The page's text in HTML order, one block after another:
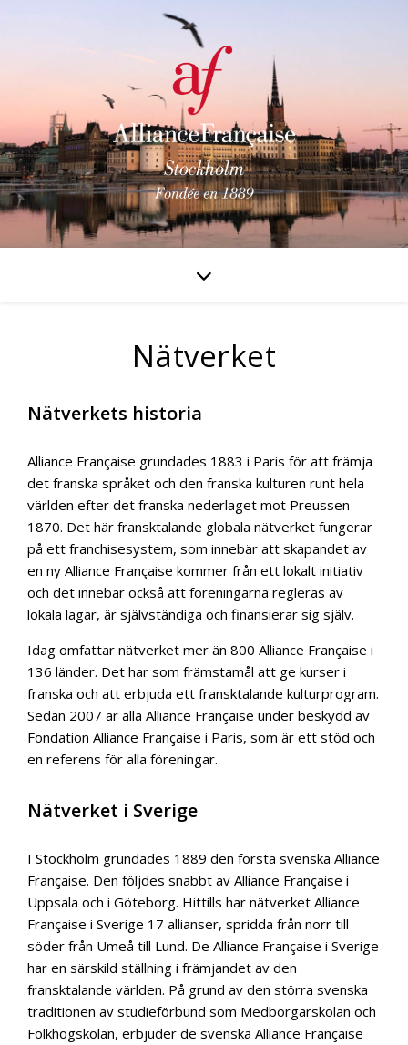
Nätverket
Nätverkets historia
Alliance Française grundades 1883 i Paris för att främja
det franska språket och den franska kulturen runt hela
världen efter det franska nederlaget mot Preussen
1870. Det här fransktalande globala nätverket fungerar
på ett franchisesystem, som innebär att skapandet av
en ny Alliance Française kommer från ett lokalt initiativ
och det innebär också att föreningarna regleras av
lokala lagar, är självständiga och finansierar sig själv.
Idag omfattar nätverket mer än 800 Alliance Française i
136 länder. Det har som främstamål att ge kurser i
franska och att erbjuda ett fransktalande kulturprogram.
Sedan 2007 är alla Alliance Française under beskydd av
Fondation Alliance Française i Paris, som är ett stöd och
en referens för alla föreningar.
Nätverket i Sverige
I Stockholm grundades 1889 den första svenska Alliance
Française. Den följdes snabbt av Alliance Française i
Uppsala och i Göteborg. Hittills har nätverket Alliance
Française i Sverige 17 allianser, spridda från norr till
söder från Umeå till Lund. De Alliance Française i Sverige
har en särskild ställning i främjandet av den
fransktalande världen. På grund av den störra svenska
traditionen av studieförbund som Medborgarskolan och
Folkhögskolan, erbjuder de svenska Alliance Française